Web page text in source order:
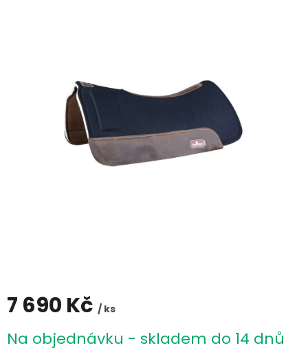
7 690 Kč / ks
cena:
Na objednávku - skladem do 14 dnů